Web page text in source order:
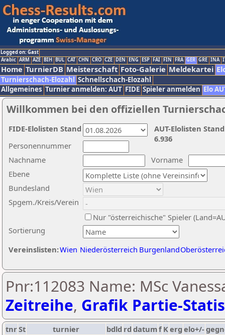
Logged on: Gast
Arabic ARM AZE BIH BUL CAT CHN CRO CZE DEN ENG ESP FAI FIN FRA GER GRE INA
Home TurnierDB Meisterschaft Foto-Galerie Meldekartei
Turnierschach-Elozahl Schnellschach-Elozahl
Allgemeines Turnier anmelden: AUT FIDE Spieler anmelden Elo
Willkommen bei den offiziellen
Nachname
Vorname
Ebene
Sortierung
Personennummer
Bundesland
Spgem./Kreis/Verein
Nur "österreichische" Spieler
Vereinslisten:Wien Niederösterreich Burgenland
AUT-Elolisten
6.936
FIDE-Elolisten Stand
Pnr:112083 Name: MSc
Zeitreihe, Grafik Partie-
tnrSt turnier bdld rd datumf Kerg elo+/-